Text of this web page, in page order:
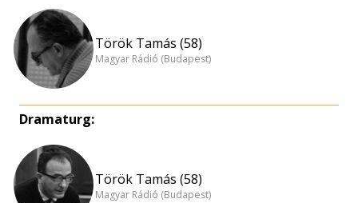
Török Tamás (58)
Magyar Rádió (Budapest)
Dramaturg:
Török Tamás (58)
Magyar Rádió (Budapest)